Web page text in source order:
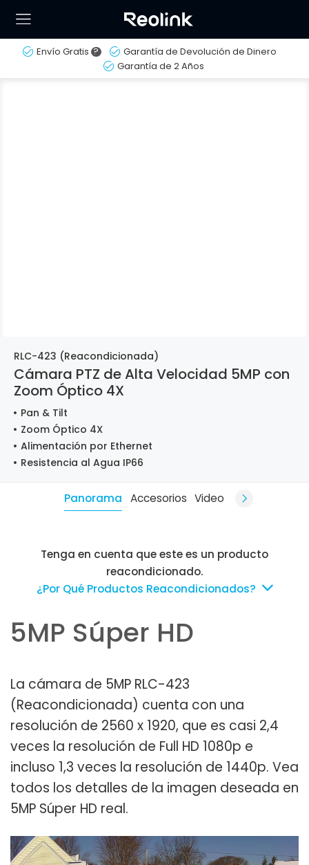
Envío Gratis ?
Garantía de Devolución de Dinero
Garantía de 2 Años
RLC-423 (Reacondicionada)
Cámara PTZ de Alta Velocidad 5MP con
Zoom Óptico 4X
Pan & Tilt
Zoom Óptico 4X
Alimentación por Ethernet
Resistencia al Agua IP66
Panorama Accesorios Video
Tenga en cuenta que este es un producto
reacondicionado.
¿Por Qué Productos Reacondicionados?
5MP Súper HD
La cámara de 5MP RLC-423
(Reacondicionada) cuenta con una
resolución de 2560 x 1920, que es casi 2,4
veces la resolución de Full HD 1080p e
incluso 1,3 veces la resolución de 1440p. Vea
todos los detalles de la imagen deseada en
5MP Súper HD real.